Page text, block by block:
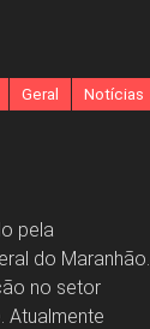
Geral Notícias
pela
do Maranhão.
no setor
Atualmente